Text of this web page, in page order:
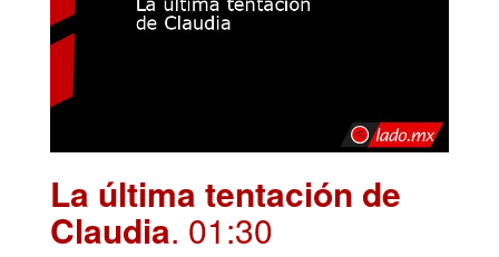
La última tentación de
Claudia. 01:30